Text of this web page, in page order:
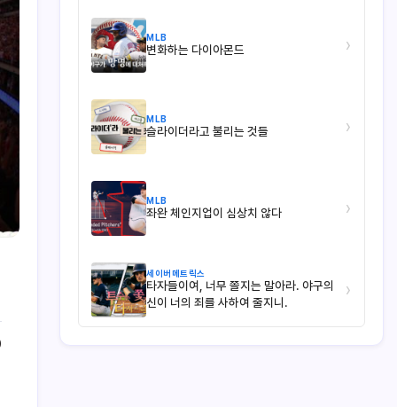
MLB
변화하는 다이아몬드 ›
MLB
슬라이더라고 불리는 것들 ›
MLB
좌완 체인지업이 심상치 않다 ›
세이버메트릭스
타자들이여, 너무 쫄지는 말아라. 야구의
신이 너의 죄를 사하여 줄지니.
›